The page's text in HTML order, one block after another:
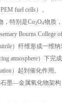
fuel cells）。
，特别是Co3O4物质
Bourns College
）纤维形成一维纳
atmosphere）下完
）起到催化作用。
墨—金属氧化物架构